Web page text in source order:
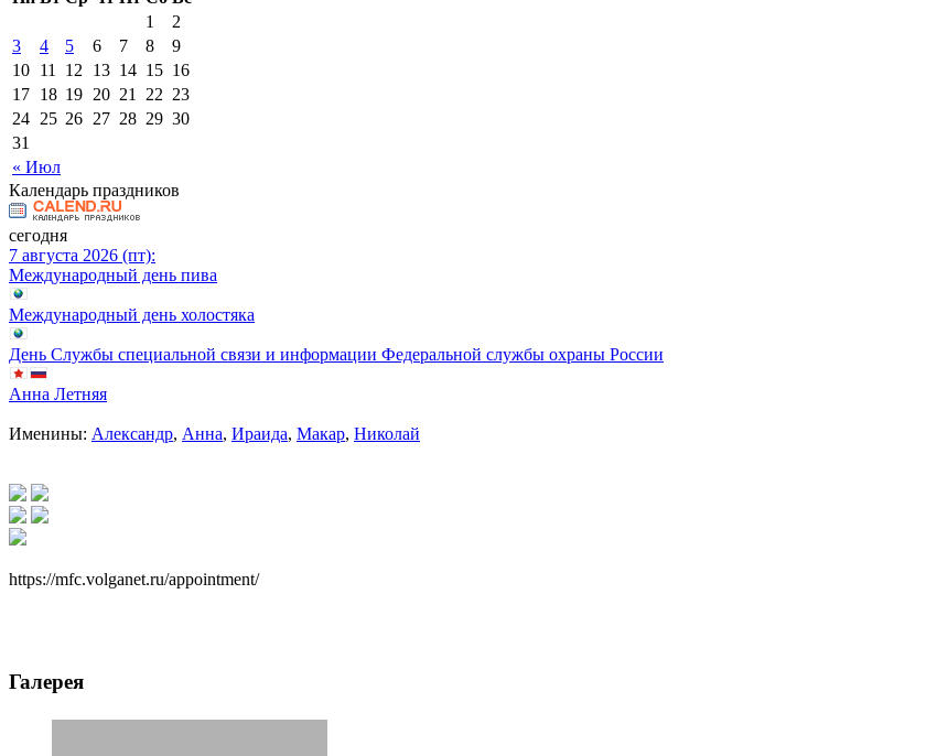
« Июл
1
2
3
4 5 6 7 8
9
10 11 12 13 14 15 16
17 18 19 20 21 22 23
24 25 26 27 28 29 30
31
Календарь праздников
сегодня
7 августа 2026 (пт):
Международный день пива
Международный день холостяка
День Службы специальной связи и информации Федеральной службы охраны России
Анна Летняя
Именины: Александр, Анна, Ираида, Макар, Николай
https://mfc.volganet.ru/appointment/
Галерея